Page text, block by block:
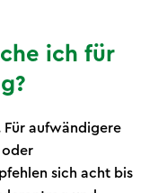
ich für
Für aufwändigere
oder
sich acht bis